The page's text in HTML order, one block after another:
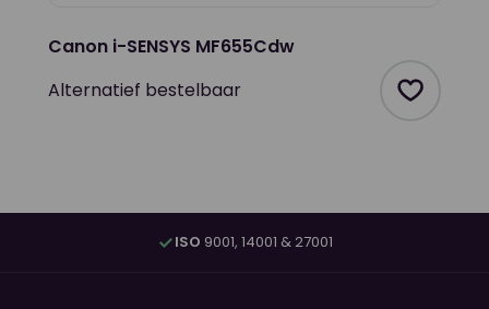
Canon i-SENSYS MF655Cdw
Alternatief bestelbaar
Product
ISO 9001, 14001 & 27001